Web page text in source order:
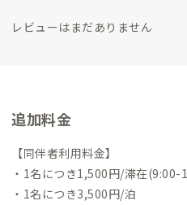
もたちが集まったり、大人がふ
望の滞在方法をアレンジします
い。
レビューはまだありません
追加料金
【同伴者利用料金】
・1名につき1,500円/滞在(9:00-
・1名につき3,500円/泊